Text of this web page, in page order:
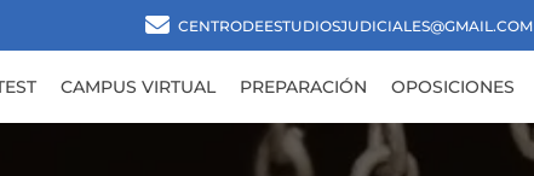
CENTRODEESTUDIOSJUDICIALES@GMAIL.COM
CAMPUS VIRTUAL PREPARACIÓN OPOSICIONES